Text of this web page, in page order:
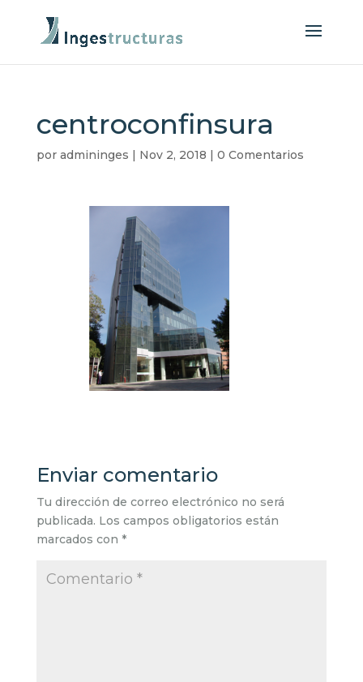
centroconfinsura
por admininges | Nov 2, 2018 | 0 Comentarios
Enviar comentario
Tu dirección de correo electrónico no será
publicada. Los campos obligatorios están
marcados con *